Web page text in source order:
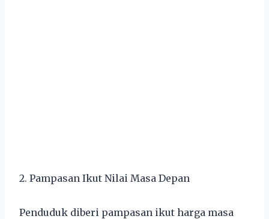
2. Pampasan Ikut Nilai Masa Depan
Penduduk diberi pampasan ikut harga masa